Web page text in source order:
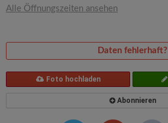
Alle Öffnungszeiten ansehen
Daten fehlerhaft?
Foto hochladen
Abonnieren